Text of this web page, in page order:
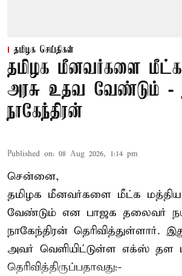
தமிழக செய்திகள்
தமிழக மீனவர்களை மீட்க
அரசு உதவ வேண்டும் -
நாகேந்திரன்
Published on: 08 Aug 2026, 1:14 pm
சென்னை,
தமிழக மீனவர்களை மீட்க
வேண்டும் என பாஜக தலைவர்
நாகேந்திரன் தெரிவித்துள்ளார்.
அவர் வெளியிட்டுள்ள எக்ஸ் தள
தெரிவித்திருப்பதாவது:-